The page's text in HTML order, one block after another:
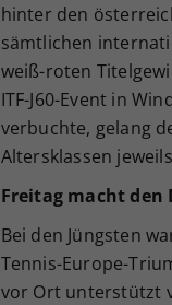
hinter den
sämtlichen
weiß-roten
ITF-J60-Event in
verbuchte, gelang
Altersklassen
Freitag macht den
Bei den Jüngsten
Tennis-Europe-
vor Ort unterstützt